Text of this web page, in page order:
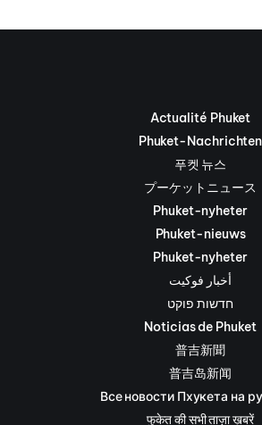
Actualité Phuket
Phuket-Nachrichten
푸켓 뉴스
プーケットニュース
Phuket-nyheter
Phuket-nieuws
Phuket-nyheter
أخبار فوكيت
חדשות פוקט
Noticias de Phuket
普吉新聞
普吉岛新闻
Все новости Пхукета на
फुकेत की सभी ताज़ा ख़बरें